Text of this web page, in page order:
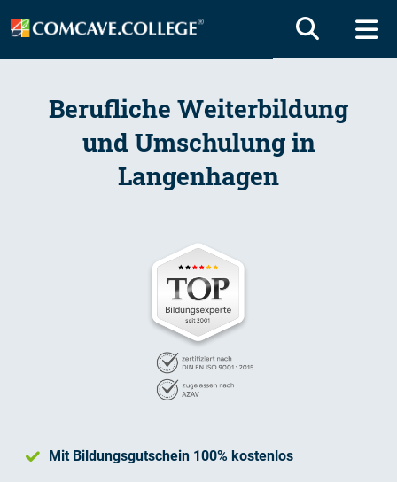
Berufliche Weiterbildung
und Umschulung in
Langenhagen
Mit Bildungsgutschein 100% kostenlos